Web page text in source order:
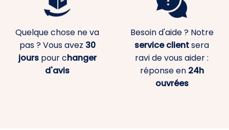
Quelque chose ne va
pas ? Vous avez 30
jourspour changer
d'avis
Besoin d'aide ? Notre
service clientsera
ravi de vous aider :
réponse en 24h
ouvrées